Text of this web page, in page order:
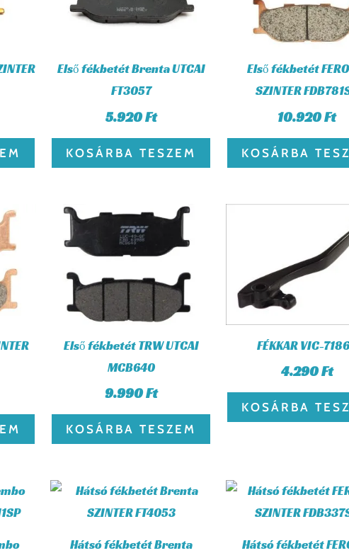
Első fékbetét Brenta UTCAI
FT3057
5.920Ft
KOSÁRBA TESZEM
Első fékbetét
SZINTER
10.920Ft
KOSÁRBA
Első fékbetét TRW UTCAI
MCB640
9.990Ft
KOSÁRBA TESZEM
FÉKKAR VIC-
4.290Ft
KOSÁRBA
Hátsó fékbetét Brenta
Hátsó fékbetét
price
was: